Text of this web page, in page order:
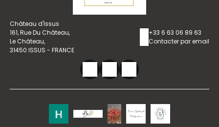
Château d'Issus
161, Rue Du Château,
Le Château,
31450 ISSUS - FRANCE
+33 6 63 06 89 63
Contacter par email